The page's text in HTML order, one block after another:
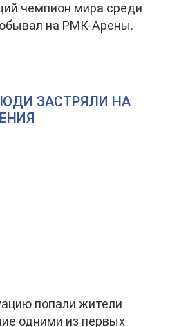
чемпион мира среди
на РМК-Арены.
ЗАСТРЯЛИ НА
попали жители
одними из первых